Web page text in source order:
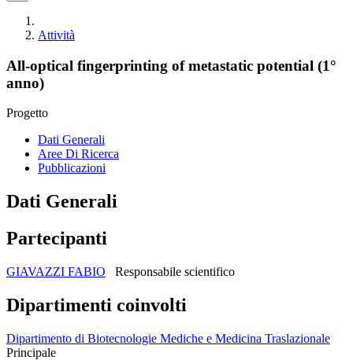
Attività
All-optical fingerprinting of metastatic potential (1°
anno)
Progetto
Dati Generali
Aree Di Ricerca
Pubblicazioni
Dati Generali
Partecipanti
GIAVAZZI FABIO Responsabile scientifico
Dipartimenti coinvolti
Dipartimento di Biotecnologie Mediche e Medicina Traslazionale
Principale